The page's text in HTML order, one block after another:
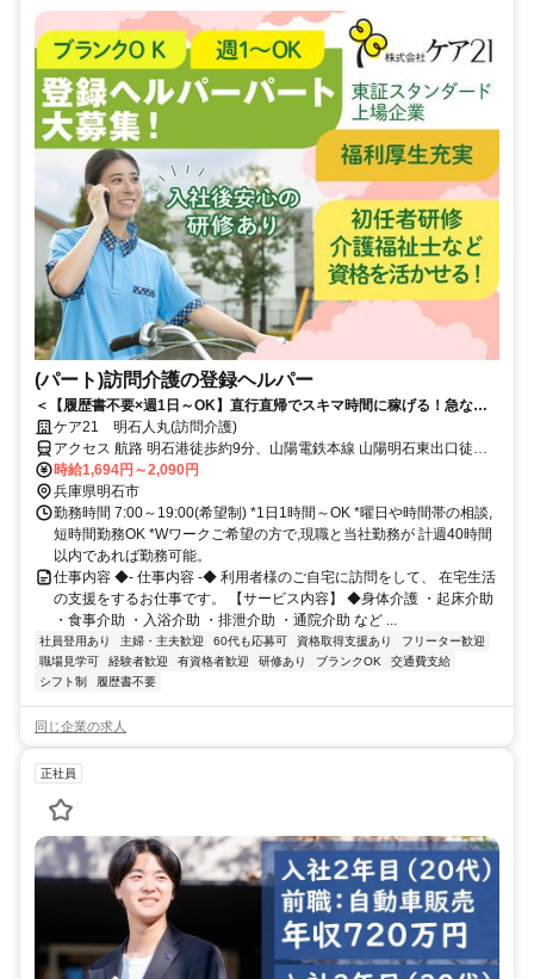
(パート)訪問介護の登録ヘルパー
＜【履歴書不要×週1日～OK】直行直帰でスキマ時間に稼げる！急なキ
ャンセルも手当有！定年無し！＞★履歴書の準備不要★未経験者OK！働
きやすいシフト制！急なキャンセルが発生した場合でも手当で給与を補
償！
ケア21 明石人丸(訪問介護)
アクセス 航路 明石港徒歩約9分、山陽電鉄本線 山陽明石東出口徒歩
約10分、山陽電鉄本線 人丸前徒歩約9分 JR神戸線「明石」駅から徒
歩約11分
時給1,694円～2,090円
兵庫県明石市
勤務時間 7:00～19:00(希望制) *1日1時間～OK *曜日や時間帯の相談,
短時間勤務OK *Wワークご希望の方で,現職と当社勤務が 計週40時間
以内であれば勤務可能。
仕事内容 ◆- 仕事内容 -◆ 利用者様のご自宅に訪問をして、 在宅生活
の支援をするお仕事です。 【サービス内容】 ◆身体介護 ・起床介助
・食事介助 ・入浴介助 ・排泄介助 ・通院介助 など ...
社員登用あり 主婦・主夫歓迎 60代も応募可 資格取得支援あり
フリーター歓迎
職場見学可
経験者歓迎 有資格者歓迎 研修あり ブランクOK
交通費支給
シフト制
履歴書不要
同じ企業の求人
正社員